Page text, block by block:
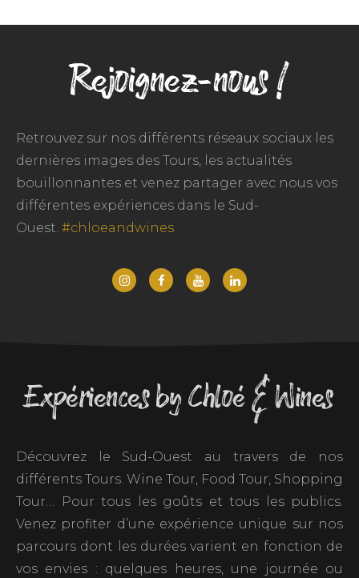
Rejoignez-nous !
Retrouvez sur nos différents réseaux sociaux les
dernières images des Tours, les actualités
bouillonnantes et venez partager avec nous vos
différentes expériences dans le Sud-
Ouest. #chloeandwines
Expériences by Chloé & Wines
Découvrez le Sud-Ouest au travers de nos
différents Tours. Wine Tour, Food Tour, Shopping
Tour… Pour tous les goûts et tous les publics.
Venez profiter d’une expérience unique sur nos
parcours dont les durées varient en fonction de
vos envies : quelques heures, une journée ou